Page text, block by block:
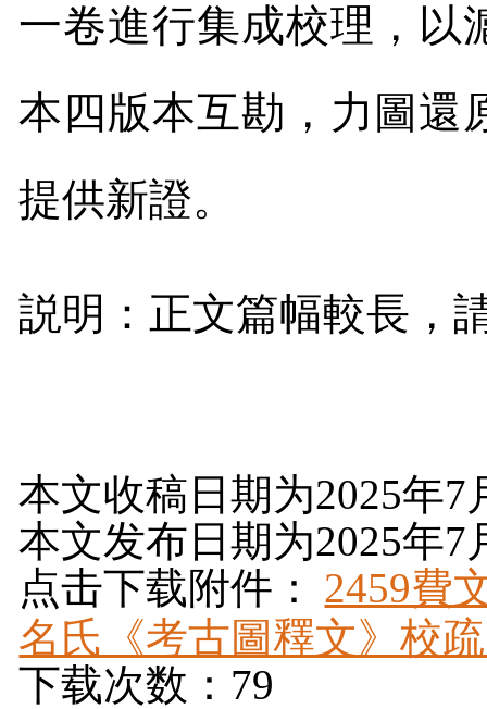
一卷進行集成校理，以
本四版本互勘，力圖還
提供新證。
説明：正文篇幅較長，
本文收稿日期为2025年7
本文发布日期为2025年7
点击下载附件：
2459費
名氏《考古圖釋文》校
下载次数：79